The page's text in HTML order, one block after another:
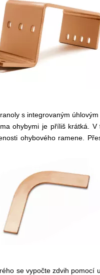
s integrovaným
ohybymi je příliš krátká.
ohybového ramene.
se vypočte zdvih